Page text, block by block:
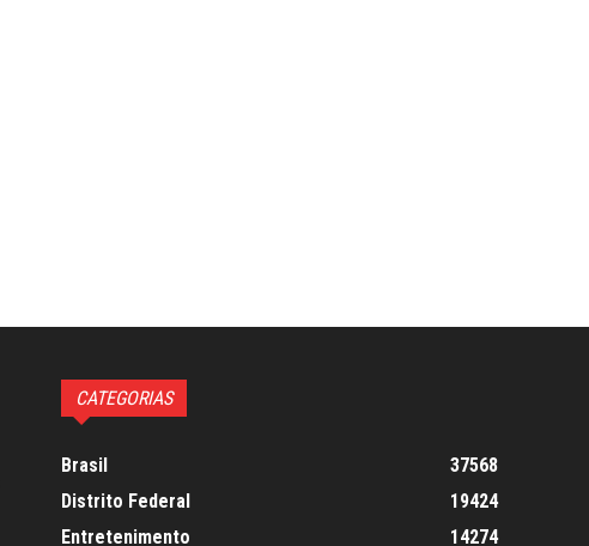
CATEGORIAS
Brasil
37568
Distrito Federal
19424
Entretenimento
14274